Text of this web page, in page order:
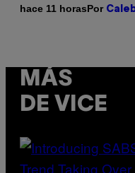
hace 11 horasPor
MÁS
DE VICE